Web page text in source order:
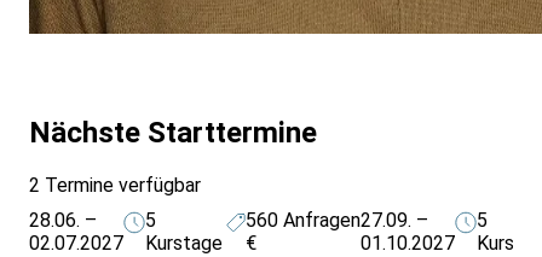
Nächste Starttermine
2 Termine verfügbar
28.06. –
02.07.2027
5
Kurstage
560
€
Anfragen27.09. –
01.10.2027
5